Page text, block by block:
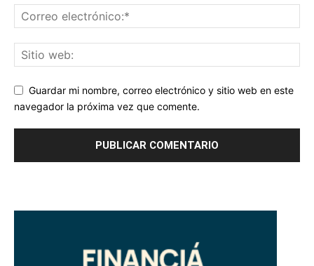
Guardar mi nombre, correo electrónico y sitio web en este
navegador la próxima vez que comente.